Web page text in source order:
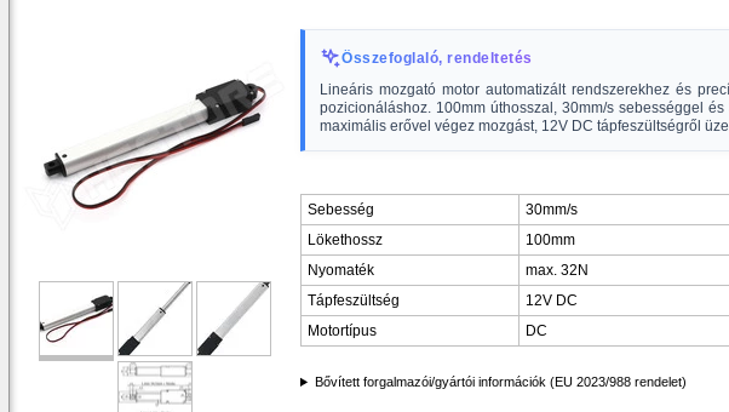
Összefoglaló, rendeltetés
Lineáris mozgató motor automatizált rendszerekhez és
pozicionáláshoz. 100mm úthosszal, 30mm/s sebességgel és
maximális erővel végez mozgást, 12V DC tápfeszültségről
Sebesség
30mm/s
Lökethossz
100mm
Nyomaték
max. 32N
Tápfeszültség
12V DC
Motortípus
DC
Bővített forgalmazói/gyártói információk (EU 2023/988 rendelet)